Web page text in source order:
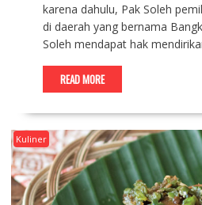
karena dahulu, Pak Soleh
di daerah yang bernama
Soleh mendapat hak
READ MORE
Kuliner